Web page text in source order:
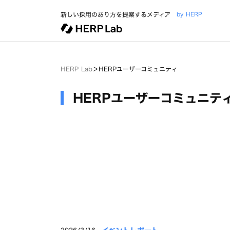
新しい採用のあり方を提案するメディア by HERP
HERP Lab＞HERPユーザーコミュニティ
HERPユーザーコミュニテ